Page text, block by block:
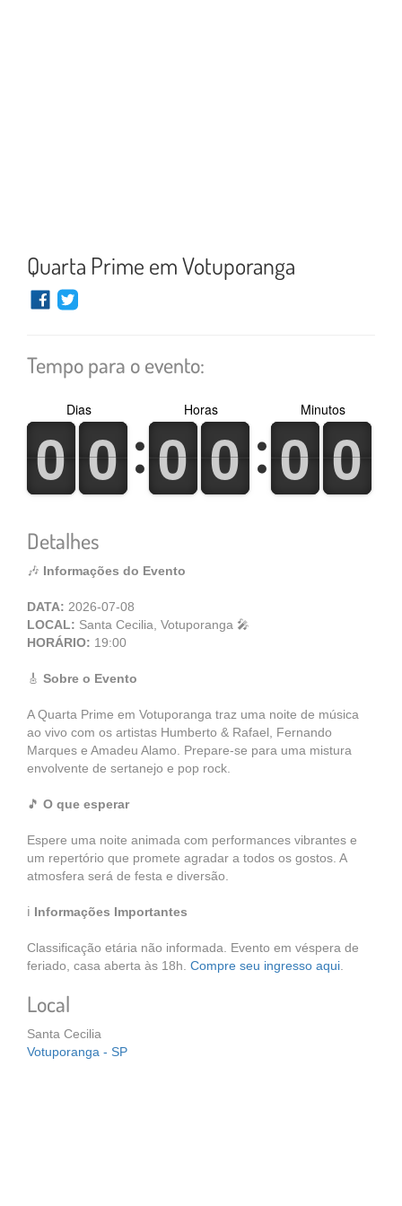
Quarta Prime em Votuporanga
Tempo para o evento:
0
0
1
1 0
0
1
1
Dias
0
0
1
1 0
0
1
1
Horas
0
0
1
1 0
0
1
1
Minutos
Detalhes
🎶 Informações do Evento
DATA: 2026-07-08
LOCAL: Santa Cecilia, Votuporanga 🎤
HORÁRIO: 19:00
🎸 Sobre o Evento
A Quarta Prime em Votuporanga traz uma noite de música
ao vivo com os artistas Humberto & Rafael, Fernando
Marques e Amadeu Alamo. Prepare-se para uma mistura
envolvente de sertanejo e pop rock.
🎵 O que esperar
Espere uma noite animada com performances vibrantes e
um repertório que promete agradar a todos os gostos. A
atmosfera será de festa e diversão.
ℹ️ Informações Importantes
Classificação etária não informada. Evento em véspera de
feriado, casa aberta às 18h. Compre seu ingresso aqui
Local
Santa Cecilia
Votuporanga - SP